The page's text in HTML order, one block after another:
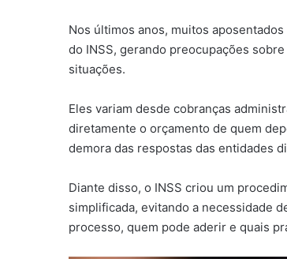
Nos últimos anos, muitos
do INSS, gerando preocupações
situações.
Eles variam desde cobranças
diretamente o orçamento de quem
demora das respostas das entidades
Diante disso, o INSS criou um
simplificada, evitando a necessidade
processo, quem pode aderir e quais